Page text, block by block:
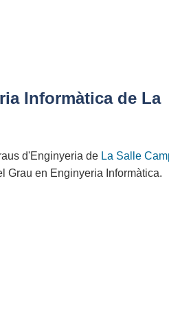
Informàtica de La
d'Enginyeria de La Salle
Grau en Enginyeria Informàtica.